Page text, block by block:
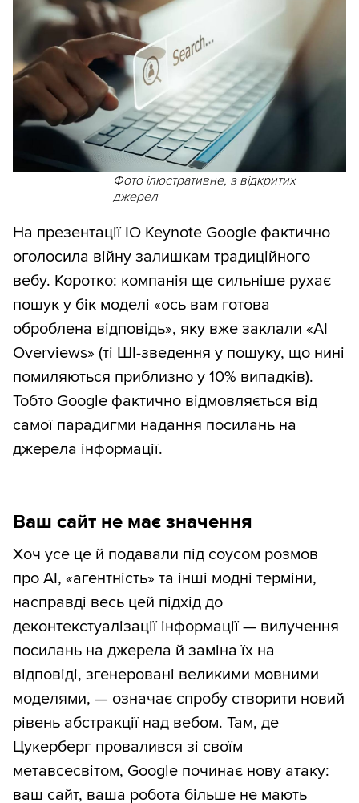
Фото ілюстративне, з відкритих
джерел
На презентації IO Keynote Google фактично
оголосила війну залишкам традиційного
вебу. Коротко: компанія ще сильніше рухає
пошук у бік моделі «ось вам готова
оброблена відповідь», яку вже заклали «AI
Overviews» (ті ШІ-зведення у пошуку, що нині
помиляються приблизно у 10% випадків).
Тобто Google фактично відмовляється від
самої парадигми надання посилань на
джерела інформації.
Ваш сайт не має значення
Хоч усе це й подавали під соусом розмов
про AI, «агентність» та інші модні терміни,
насправді весь цей підхід до
деконтекстуалізації інформації — вилучення
посилань на джерела й заміна їх на
відповіді, згенеровані великими мовними
моделями, — означає спробу створити новий
рівень абстракції над вебом. Там, де
Цукерберг провалився зі своїм
метавсесвітом, Google починає нову атаку:
ваш сайт, ваша робота більше не мають